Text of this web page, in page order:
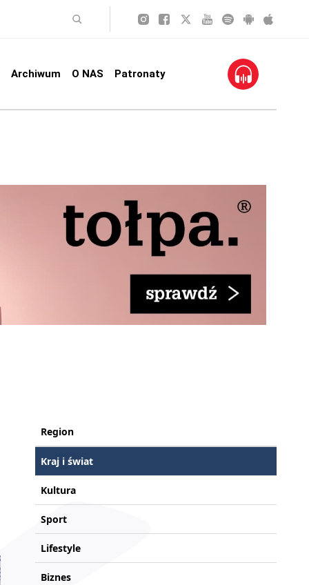
Archiwum O NAS Patronaty
Region
Kraj i świat
Kultura
Sport
Lifestyle
Biznes